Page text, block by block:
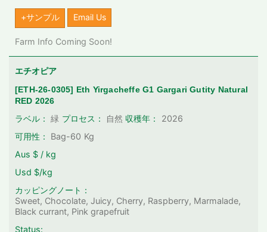
+サンプル Email Us
Farm Info Coming Soon!
エチオピア
[ETH-26-0305] Eth Yirgacheffe G1 Gargari Gutity Natural
RED 2026
ラベル：
緑 プロセス： 自然 収穫年：
2026
可用性：
Bag-60 Kg
Aus $ / kg
Usd $/kg
カッピングノート：
Sweet, Chocolate, Juicy, Cherry, Raspberry, Marmalade,
Black currant, Pink grapefruit
Status: